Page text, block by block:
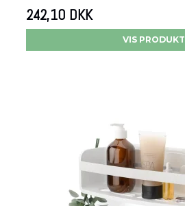
242,10 DKK
VIS PRODUKT